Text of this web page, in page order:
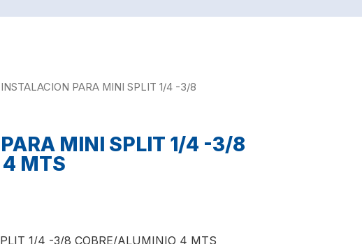
PARA MINI SPLIT 1/4 -3/8
MINI SPLIT 1/4 -3/8
MTS
1/4 -3/8 COBRE/ALUMINIO 4 MTS